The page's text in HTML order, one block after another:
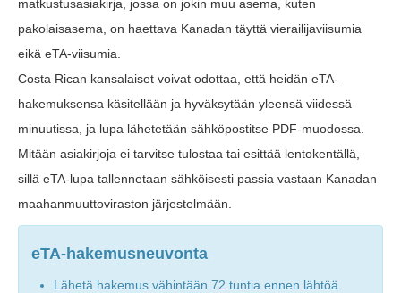
matkustusasiakirja, jossa on jokin muu asema, kuten
pakolaisasema, on haettava Kanadan täyttä vierailijaviisumia
eikä eTA-viisumia.
Costa Rican kansalaiset voivat odottaa, että heidän eTA-
hakemuksensa käsitellään ja hyväksytään yleensä viidessä
minuutissa, ja lupa lähetetään sähköpostitse PDF-muodossa.
Mitään asiakirjoja ei tarvitse tulostaa tai esittää lentokentällä,
sillä eTA-lupa tallennetaan sähköisesti passia vastaan Kanadan
maahanmuuttoviraston järjestelmään.
eTA-hakemusneuvonta
Lähetä hakemus vähintään 72 tuntia ennen lähtöä